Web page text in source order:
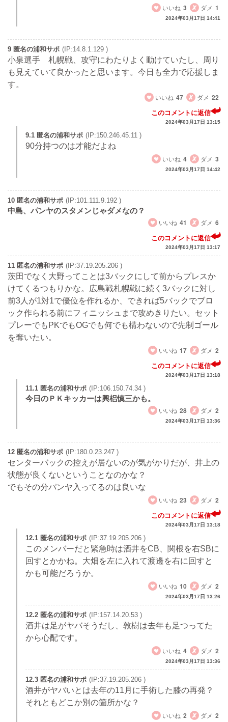
いいね 3 ダメ 1
2024年03月17日 14:41
9 匿名の浦和サポ (IP:14.8.1.129 )
小泉選手 札幌戦、攻守にわたりよく動けていたし、周り
も見えていて良かったと思います。今日も全力で応援しま
す。
いいね 47 ダメ 22
このコメントに返信
2024年03月17日 13:15
9.1 匿名の浦和サポ (IP:150.246.45.11 )
90分持つのは才能だよね
いいね 4 ダメ 3
2024年03月17日 14:42
10 匿名の浦和サポ (IP:101.111.9.192 )
中島、パンヤのスタメンじゃダメなの？
いいね 41 ダメ 6
このコメントに返信
2024年03月17日 13:17
11 匿名の浦和サポ (IP:37.19.205.206 )
茨田でなく大野ってことは3バックにして前からプレスか
けてくるつもりかな。広島戦札幌戦に続く3バックに対し
前3人が1対1で優位を作れるか、できれば5バックでブロ
ック作られる前にフィニッシュまで攻めきりたい。セット
プレーでもPKでもOGでも何でも構わないので先制ゴール
を奪いたい。
いいね 17 ダメ 2
このコメントに返信
2024年03月17日 13:18
11.1 匿名の浦和サポ (IP:106.150.74.34 )
今日のＰＫキッカーは興梠慎三かも。
いいね 28 ダメ 2
2024年03月17日 13:36
12 匿名の浦和サポ (IP:180.0.23.247 )
センターバックの控えが居ないのが気がかりだが、井上の
状態が良くないということなのかな？
でもその分パンヤ入ってるのは良いな
いいね 23 ダメ 2
このコメントに返信
2024年03月17日 13:18
12.1 匿名の浦和サポ (IP:37.19.205.206 )
このメンバーだと緊急時は酒井をCB、関根を右SBに
回すとかかね。大畑を左に入れて渡邊を右に回すと
かも可能だろうか。
いいね 10 ダメ 2
2024年03月17日 13:26
12.2 匿名の浦和サポ (IP:157.14.20.53 )
酒井は足がヤバそうだし、敦樹は去年も足つってた
から心配です。
いいね 4 ダメ 2
2024年03月17日 13:36
12.3 匿名の浦和サポ (IP:37.19.205.206 )
酒井がヤバいとは去年の11月に手術した膝の再発？
それともどこか別の箇所かな？
いいね 2 ダメ 2